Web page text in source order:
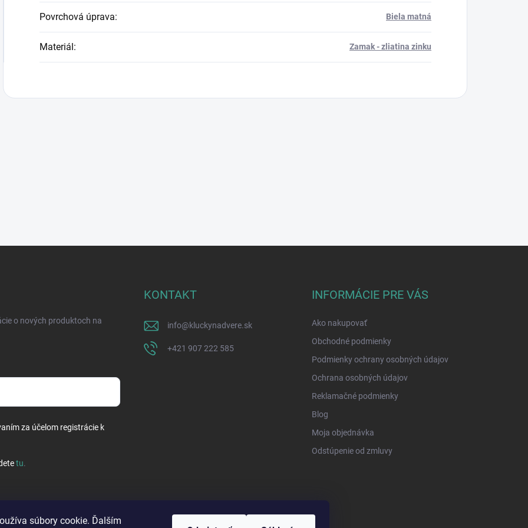
súbory cookie. Ďalším
Povrchová úprava: Biela matná
Materiál : Zamak - zliatina zinku
o nových produktoch na
za účelom registrácie k
tu.
KONTAKT
info@kluckynadvere.sk
+421 907 222 585
INFORMÁCIE PRE VÁS
Ako nakupovať
Obchodné podmienky
Podmienky ochrany osobných údajov
Ochrana osobných údajov
Reklamačné podmienky
Blog
Moja objednávka
Odstúpenie od zmluvy